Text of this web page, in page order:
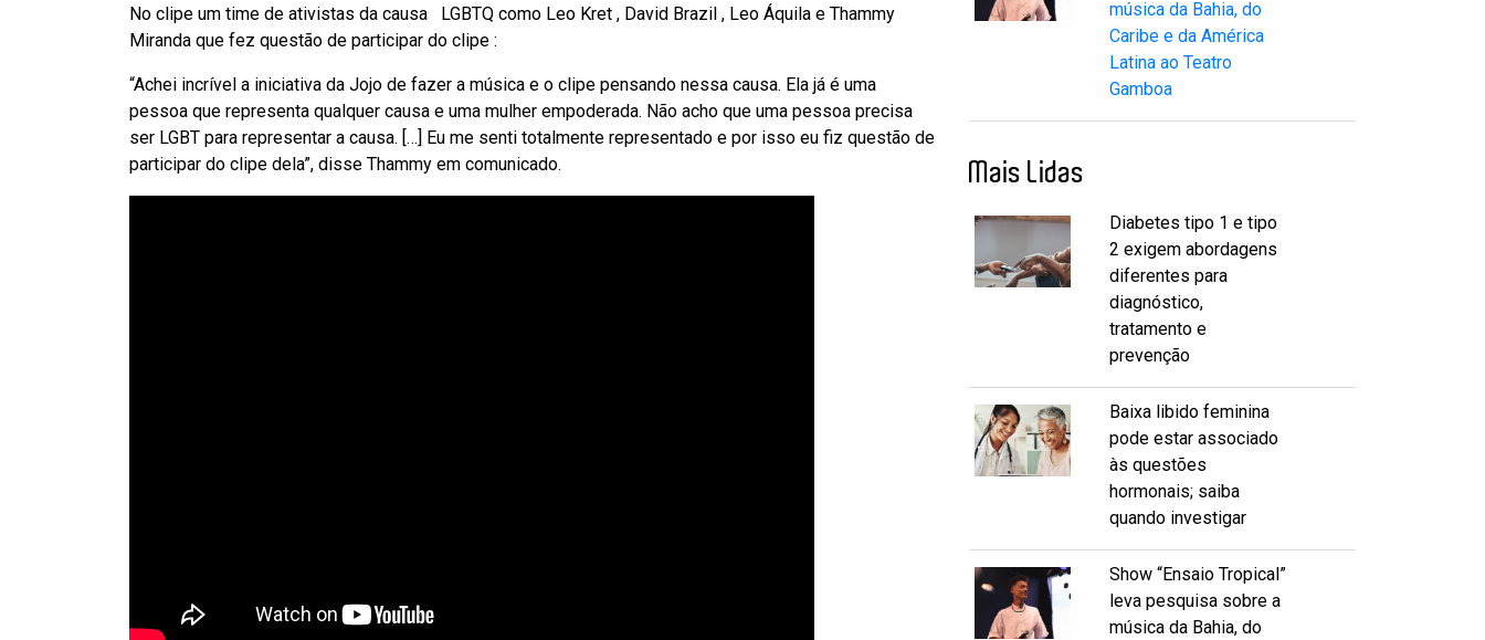
No clipe um time de ativistas da causa LGBTQ como Leo Kret , David Brazil , Leo Áquila e Thammy
Miranda que fez questão de participar do clipe :
“Achei incrível a iniciativa da Jojo de fazer a música e o clipe pensando nessa causa. Ela já é uma
pessoa que representa qualquer causa e uma mulher empoderada. Não acho que uma pessoa precisa
ser LGBT para representar a causa. […] Eu me senti totalmente representado e por isso eu fiz questão de
participar do clipe dela”, disse Thammy em comunicado.
música da Bahia, do
Caribe e da América
Latina ao Teatro
Gamboa
Mais Lidas
Diabetes tipo 1 e tipo
2 exigem abordagens
diferentes para
diagnóstico,
tratamento e
prevenção
Baixa libido feminina
pode estar associado
às questões
hormonais; saiba
quando investigar
Show “Ensaio Tropical”
leva pesquisa sobre a
música da Bahia, do